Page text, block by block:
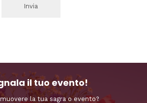
il tuo evento!
la tua sagra o evento?